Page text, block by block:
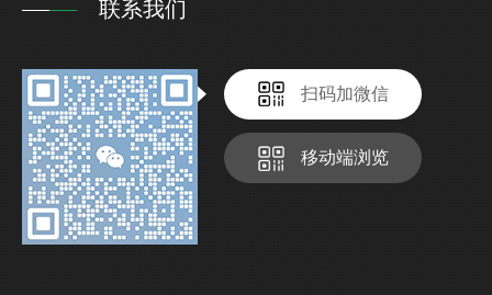
联系我们
扫码加微信
移动端浏览